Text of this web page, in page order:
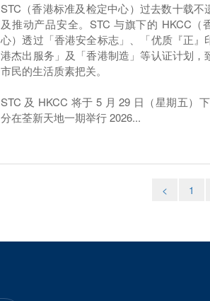
STC（香港标准及检定中心）过去数十载不
及推动产品安全。STC 与旗下的 HKCC（
心）透过「香港安全标志」、「优质『正』
港杰出服务」及「香港制造」等认证计划，
市民的生活质素把关。
STC 及 HKCC 将于 5 月 29 日（星期五）
分在荃新天地一期举行 2026...
< 1